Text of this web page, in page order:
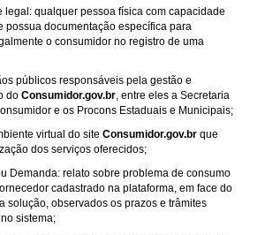
legal: qualquer pessoa física com capacidade
possua documentação específica para
o consumidor no registro de uma
públicos responsáveis pela gestão e
do Consumidor.gov.br, entre eles a Secretaria
e os Procons Estaduais e Municipais;
virtual do site Consumidor.gov.br que
dos serviços oferecidos;
Demanda: relato sobre problema de consumo
cadastrado na plataforma, em face do
solução, observados os prazos e trâmites
sistema;